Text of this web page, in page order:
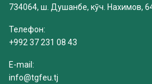
734064, ш. Душанбе, кӯч. Нахимов,
Телефон:
+992 37 231 08 43
E-mail:
info@tgfeu.tj